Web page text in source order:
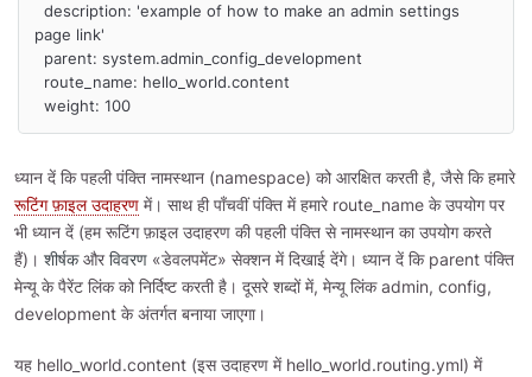
page link'
  weight: 100
ध्यान दें कि पहली पंक्ति नामस्थान (namespace) को आरक्षित करती है, जैसे कि हमारे
रूटिंग फ़ाइल उदाहरण में। साथ ही पाँचवीं पंक्ति में हमारे route_name के उपयोग पर
भी ध्यान दें (हम रूटिंग फ़ाइल उदाहरण की पहली पंक्ति से नामस्थान का उपयोग करते
हैं)। शीर्षकऔरविवरण «डेवलपमेंट» सेक्शन में दिखाई देंगे। ध्यान दें कि parent पंक्ति
मेन्यू के पैरेंट लिंक को निर्दिष्ट करती है। दूसरे शब्दों में, मेन्यू लिंक admin, config,
development के अंतर्गत बनाया जाएगा।
यह hello_world.content (इस उदाहरण में hello_world.routing.yml) में